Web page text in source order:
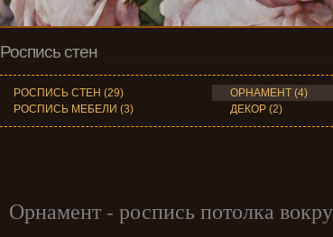
Роспись стен
РОСПИСЬ СТЕН (29) ОРНАМЕНТ (4)
РОСПИСЬ МЕБЕЛИ (3)
ДЕКОР (2)
Орнамент - роспись потолка